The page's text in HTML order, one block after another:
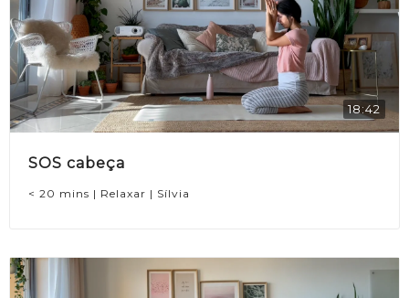
18:42
SOS cabeça
< 20 mins | Relaxar | Sílvia